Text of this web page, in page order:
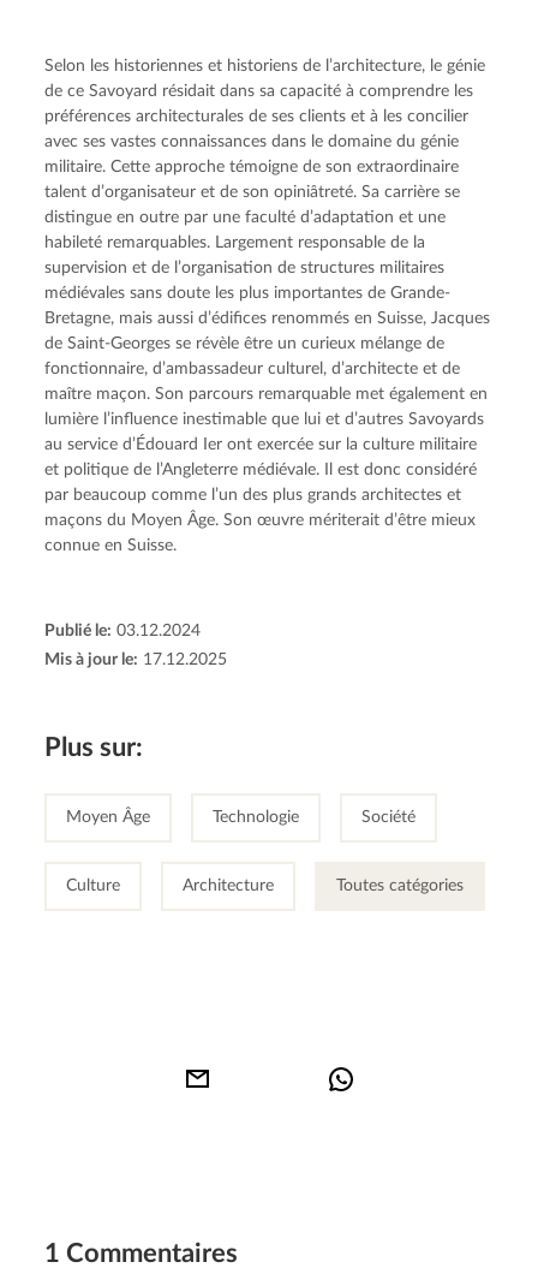
Selon les historiennes et historiens de l’architecture, le génie
de ce Savoyard résidait dans sa capacité à comprendre les
préférences architecturales de ses clients et à les concilier
avec ses vastes connaissances dans le domaine du génie
militaire. Cette approche témoigne de son extraordinaire
talent d’organisateur et de son opiniâtreté. Sa carrière se
distingue en outre par une faculté d’adaptation et une
habileté remarquables. Largement responsable de la
supervision et de l’organisation de structures militaires
médiévales sans doute les plus importantes de Grande-
Bretagne, mais aussi d’édifices renommés en Suisse, Jacques
de Saint-Georges se révèle être un curieux mélange de
fonctionnaire, d’ambassadeur culturel, d’architecte et de
maître maçon. Son parcours remarquable met également en
lumière l’influence inestimable que lui et d’autres Savoyards
au service d’Édouard Ier ont exercée sur la culture militaire
et politique de l’Angleterre médiévale. Il est donc considéré
par beaucoup comme l’un des plus grands architectes et
maçons du Moyen Âge. Son œuvre mériterait d’être mieux
connue en Suisse.
Publié le: 03.12.2024
Mis à jour le: 17.12.2025
Plus sur:
Moyen Âge Technologie Société
Culture Architecture Toutes catégories
1 Commentaires